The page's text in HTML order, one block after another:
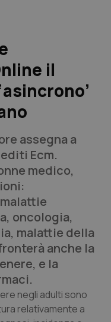
il
assegna a
Ecm.
medico,
oncologia,
malattie della
anche la
e la
negli adulti sono
relativamente a